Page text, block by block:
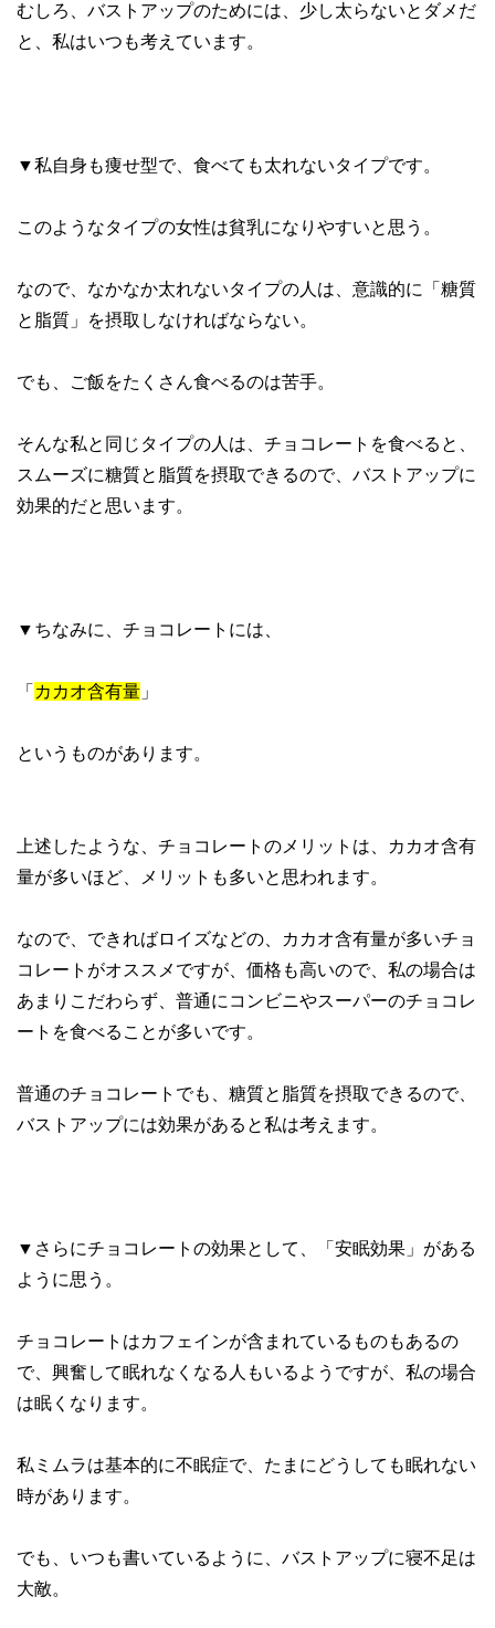
むしろ、バストアップのためには、少し太らないとダメだ
と、私はいつも考えています。
▼私自身も痩せ型で、食べても太れないタイプです。
このようなタイプの女性は貧乳になりやすいと思う。
なので、なかなか太れないタイプの人は、意識的に「糖質
と脂質」を摂取しなければならない。
でも、ご飯をたくさん食べるのは苦手。
そんな私と同じタイプの人は、チョコレートを食べると、
スムーズに糖質と脂質を摂取できるので、バストアップに
効果的だと思います。
▼ちなみに、チョコレートには、
「 カカオ含有量 」
というものがあります。
上述したような、チョコレートのメリットは、カカオ含有
量が多いほど、メリットも多いと思われます。
なので、できればロイズなどの、カカオ含有量が多いチョ
コレートがオススメですが、価格も高いので、私の場合は
あまりこだわらず、普通にコンビニやスーパーのチョコレ
ートを食べることが多いです。
普通のチョコレートでも、糖質と脂質を摂取できるので、
バストアップには効果があると私は考えます。
▼さらにチョコレートの効果として、「安眠効果」がある
ように思う。
チョコレートはカフェインが含まれているものもあるの
で、興奮して眠れなくなる人もいるようですが、私の場合
は眠くなります。
私ミムラは基本的に不眠症で、たまにどうしても眠れない
時があります。
でも、いつも書いているように、バストアップに寝不足は
大敵。